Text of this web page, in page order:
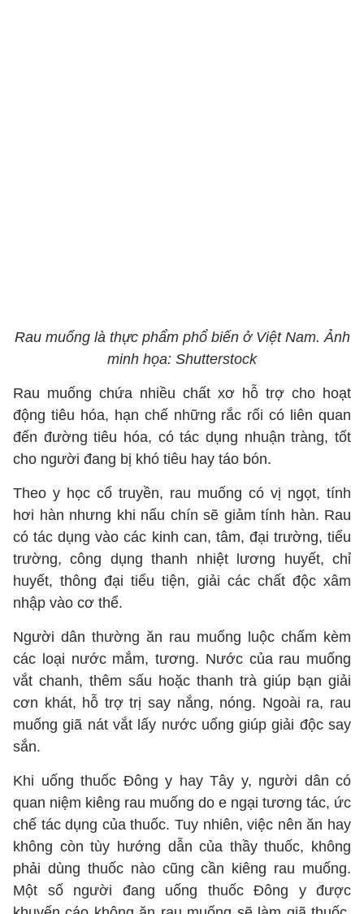
Rau muống là thực phẩm phổ biến ở Việt Nam. Ảnh
minh họa: Shutterstock
Rau muống chứa nhiều chất xơ hỗ trợ cho hoạt
động tiêu hóa, hạn chế những rắc rối có liên quan
đến đường tiêu hóa, có tác dụng nhuận tràng, tốt
cho người đang bị khó tiêu hay táo bón.
Theo y học cổ truyền, rau muống có vị ngọt, tính
hơi hàn nhưng khi nấu chín sẽ giảm tính hàn. Rau
có tác dụng vào các kinh can, tâm, đại trường, tiểu
trường, công dụng thanh nhiệt lương huyết, chỉ
huyết, thông đại tiểu tiện, giải các chất độc xâm
nhập vào cơ thể.
Người dân thường ăn rau muống luộc chấm kèm
các loại nước mắm, tương. Nước của rau muống
vắt chanh, thêm sấu hoặc thanh trà giúp bạn giải
cơn khát, hỗ trợ trị say nắng, nóng. Ngoài ra, rau
muống giã nát vắt lấy nước uống giúp giải độc say
sắn.
Khi uống thuốc Đông y hay Tây y, người dân có
quan niệm kiêng rau muống do e ngại tương tác, ức
chế tác dụng của thuốc. Tuy nhiên, việc nên ăn hay
không còn tùy hướng dẫn của thầy thuốc, không
phải dùng thuốc nào cũng cần kiêng rau muống.
Một số người đang uống thuốc Đông y được